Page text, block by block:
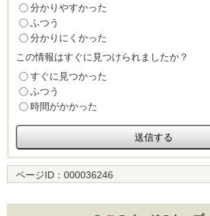
分かりやすかった
ふつう
分かりにくかった
この情報はすぐに見つけられましたか？
すぐに見つかった
ふつう
時間がかかった
ページID： 000036246